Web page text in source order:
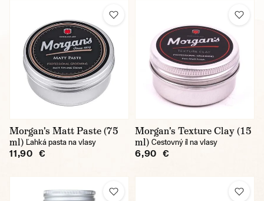
Morgan's Matt Paste (75
ml) Ľahká pasta na vlasy
11,90 €
Morgan's Texture Clay (15
ml) Cestovný íl na vlasy
6,90 €